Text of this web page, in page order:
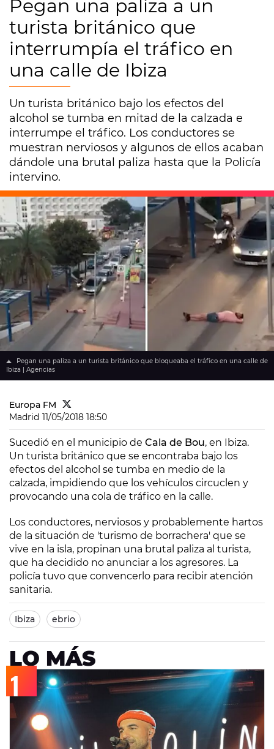
Pegan una paliza a un
turista británico que
interrumpía el tráfico en
una calle de Ibiza
Un turista británico bajo los efectos del
alcohol se tumba en mitad de la calzada e
interrumpe el tráfico. Los conductores se
muestran nerviosos y algunos de ellos acaban
dándole una brutal paliza hasta que la Policía
intervino.
Pegan una paliza a un turista británico que bloqueaba el tráfico en una calle de
Ibiza | Agencias
Europa FM
Madrid 11/05/2018 18:50
Sucedió en el municipio de Cala de Bou, en Ibiza.
Un turista británico que se encontraba bajo los
efectos del alcohol se tumba en medio de la
calzada, impidiendo que los vehículos circuclen y
provocando una cola de tráfico en la calle.
Los conductores, nerviosos y probablemente hartos
de la situación de 'turismo de borrachera' que se
vive en la isla, propinan una brutal paliza al turista,
que ha decidido no anunciar a los agresores. La
policía tuvo que convencerlo para recibir atención
sanitaria.
Ibiza ebrio
LO MÁS